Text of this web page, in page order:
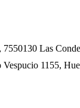
7550130 Las
1155,